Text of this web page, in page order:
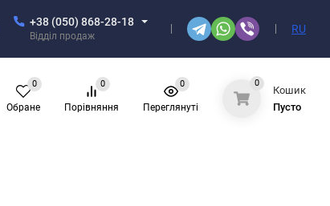
+38 (050) 868-28-18
Відділ продаж
RU
Обране
0
Порівняння
0
Переглянуті
0 0
Кошик
Пусто